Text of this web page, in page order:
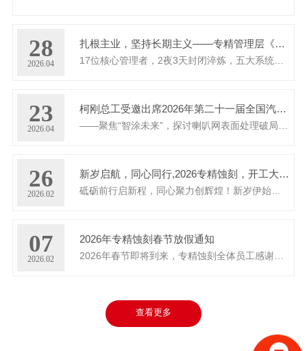
28
2026.04
扎根主业，坚持长期主义——专精管理层《基业长青之执行密码7.0》清远特训营圆满收官
23
2026.04
柯刚总工受邀出席2026年第二十一届全国汽车零部件涂装盛会
26
2026.02
新岁启航，同心同行,2026专精蚀刻，开工大吉!
砥砺前行启新程，同心聚力创辉煌！新岁伊始，万象更新！愿我们以饱满的热情拥抱挑战，以坚定的步伐共赴目标。前路或许有荆棘，但...
07
2026.02
2026年专精蚀刻春节放假通知
2026年春节即将到来，专精蚀刻全体员工感谢新老客户一直以来对我们的大力支持与信赖，根据公司放假规定，现将春节放假事宜通...
查看更多